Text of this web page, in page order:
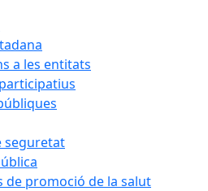
a les entitats
seguretat
de promoció de la salut